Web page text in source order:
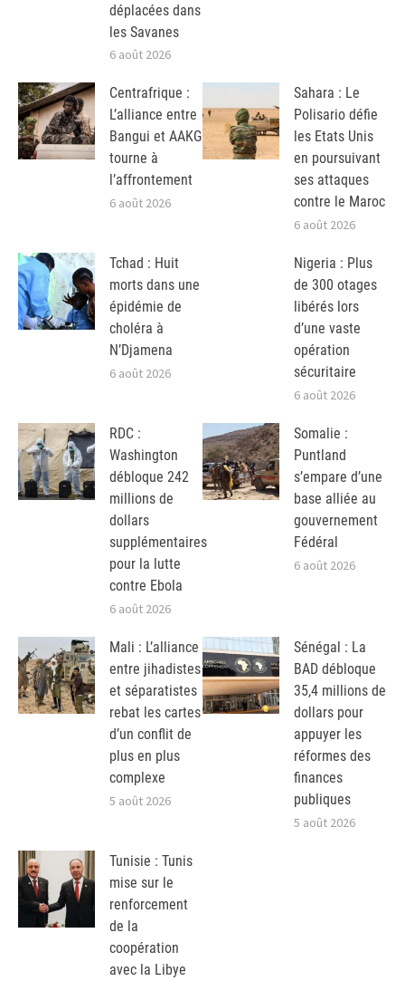
déplacées dans
les Savanes
6 août 2026
Centrafrique :
L’alliance entre
Bangui et AAKG
tourne à
l’affrontement
6 août 2026
Sahara : Le
Polisario défie
les Etats Unis
en poursuivant
ses attaques
contre le Maroc
6 août 2026
Tchad : Huit
morts dans une
épidémie de
choléra à
N’Djamena
6 août 2026
Nigeria : Plus
de 300 otages
libérés lors
d’une vaste
opération
sécuritaire
6 août 2026
RDC :
Washington
débloque 242
millions de
dollars
supplémentaires
pour la lutte
contre Ebola
6 août 2026
Somalie :
Puntland
s’empare d’une
base alliée au
gouvernement
Fédéral
6 août 2026
Mali : L’alliance
entre jihadistes
et séparatistes
rebat les cartes
d’un conflit de
plus en plus
complexe
5 août 2026
Sénégal : La
BAD débloque
35,4 millions de
dollars pour
appuyer les
réformes des
finances
publiques
5 août 2026
Tunisie : Tunis
mise sur le
renforcement
de la
coopération
avec la Libye